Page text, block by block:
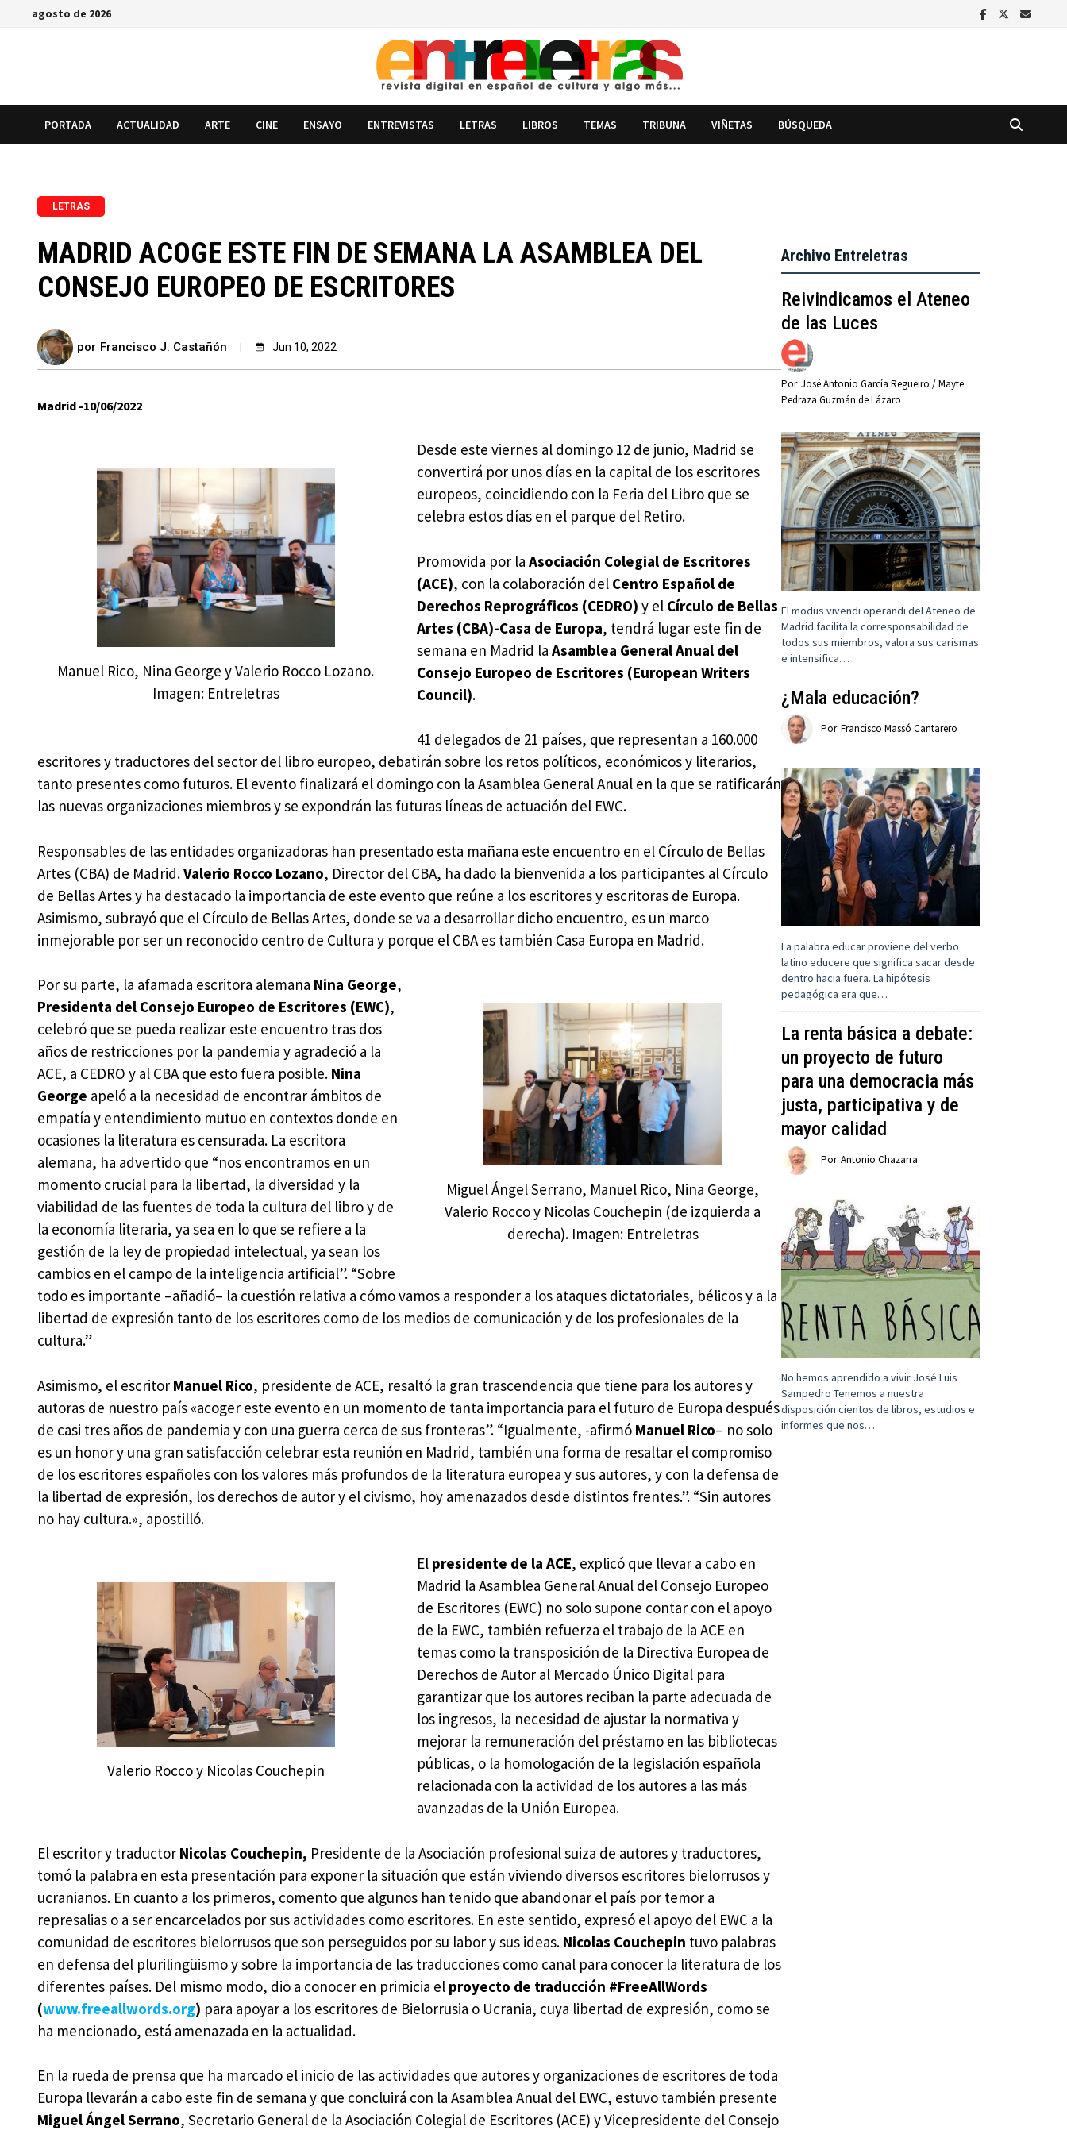
Saltaragosto de 2026
PORTADA ACTUALIDAD ARTE CINE ENSAYO ENTREVISTAS LETRAS LIBROS TEMAS TRIBUNA VIÑETAS BÚSQUEDA
LETRAS
MADRID ACOGE ESTE FIN DE SEMANA LA ASAMBLEA DEL
CONSEJO EUROPEO DE ESCRITORES
por Francisco J. Castañón Jun 10, 2022
Madrid -10/06/2022
Manuel Rico, Nina George y Valerio Rocco Lozano.
Imagen: Entreletras
Desde este viernes al domingo 12 de junio, Madrid se
convertirá por unos días en la capital de los escritores
europeos, coincidiendo con la Feria del Libro que se
celebra estos días en el parque del Retiro.
Promovida por laAsociación Colegial de Escritores
(ACE), con la colaboración del Centro Español de
Derechos Reprográficos (CEDRO) y el Círculo de Bellas
Artes (CBA)-Casa de Europa, tendrá lugar este fin de
semana en Madrid laAsamblea General Anual del
Consejo Europeo de Escritores (European Writers
Council).
41 delegados de 21 países, que representan a 160.000
escritores y traductores del sector del libro europeo, debatirán sobre los retos políticos, económicos y literarios,
tanto presentes como futuros. El evento finalizará el domingo con la Asamblea General Anual en la que se ratificarán
las nuevas organizaciones miembros y se expondrán las futuras líneas de actuación del EWC.
Responsables de las entidades organizadoras han presentado esta mañana este encuentro en el Círculo de Bellas
Artes (CBA) de Madrid.Valerio Rocco Lozano, Director del CBA, ha dado la bienvenida a los participantes al Círculo
de Bellas Artes y ha destacado la importancia de este evento que reúne a los escritores y escritoras de Europa.
Asimismo, subrayó que el Círculo de Bellas Artes, donde se va a desarrollar dicho encuentro, es un marco
inmejorable por ser un reconocido centro de Cultura y porque el CBA es también Casa Europa en Madrid.
Miguel Ángel Serrano, Manuel Rico, Nina George,
Valerio Rocco y Nicolas Couchepin (de izquierda a
derecha). Imagen: Entreletras
Por su parte, la afamada escritora alemana Nina George,
Presidenta del Consejo Europeo de Escritores (EWC),
celebró que se pueda realizar este encuentro tras dos
años de restricciones por la pandemia y agradeció a la
ACE, a CEDRO y al CBA que esto fuera posible. Nina
George apeló a la necesidad de encontrar ámbitos de
empatía y entendimiento mutuo en contextos donde en
ocasiones la literatura es censurada. La escritora
alemana, ha advertido que “nos encontramos en un
momento crucial para la libertad, la diversidad y la
viabilidad de las fuentes de toda la cultura del libro y de
la economía literaria, ya sea en lo que se refiere a la
gestión de la ley de propiedad intelectual, ya sean los
cambios en el campo de la inteligencia artificial”. “Sobre
todo es importante –añadió– la cuestión relativa a cómo vamos a responder a los ataques dictatoriales, bélicos y a la
libertad de expresión tanto de los escritores como de los medios de comunicación y de los profesionales de la
cultura.”
Asimismo, el escritor Manuel Rico, presidente de ACE, resaltó la gran trascendencia que tiene para los autores y
autoras de nuestro país «acoger este evento en un momento de tanta importancia para el futuro de Europa después
de casi tres años de pandemia y con una guerra cerca de sus fronteras”. “Igualmente, -afirmó Manuel Rico– no solo
es un honor y una gran satisfacción celebrar esta reunión en Madrid, también una forma de resaltar el compromiso
de los escritores españoles con los valores más profundos de la literatura europea y sus autores, y con la defensa de
la libertad de expresión, los derechos de autor y el civismo, hoy amenazados desde distintos frentes.”. “Sin autores
no hay cultura.», apostilló.
Valerio Rocco y Nicolas Couchepin
El presidente de la ACE, explicó que llevar a cabo en
Madrid la Asamblea General Anual del Consejo Europeo
de Escritores (EWC) no solo supone contar con el apoyo
de la EWC, también refuerza el trabajo de la ACE en
temas como la transposición de la Directiva Europea de
Derechos de Autor al Mercado Único Digital para
garantizar que los autores reciban la parte adecuada de
los ingresos, la necesidad de ajustar la normativa y
mejorar la remuneración del préstamo en las bibliotecas
públicas, o la homologación de la legislación española
relacionada con la actividad de los autores a las más
avanzadas de la Unión Europea.
El escritor y traductor Nicolas Couchepin, Presidente de la Asociación profesional suiza de autores y traductores,
tomó la palabra en esta presentación para exponer la situación que están viviendo diversos escritores bielorrusos y
ucranianos. En cuanto a los primeros, comento que algunos han tenido que abandonar el país por temor a
represalias o a ser encarcelados por sus actividades como escritores. En este sentido, expresó el apoyo del EWC a la
comunidad de escritores bielorrusos que son perseguidos por su labor y sus ideas. Nicolas Couchepin tuvo palabras
en defensa del plurilingüismo y sobre la importancia de las traducciones como canal para conocer la literatura de los
diferentes países. Del mismo modo, dio a conocer en primicia el proyecto de traducción #FreeAllWords
(www.freeallwords.org) para apoyar a los escritores de Bielorrusia o Ucrania, cuya libertad de expresión, como se
ha mencionado, está amenazada en la actualidad.
En la rueda de prensa que ha marcado el inicio de las actividades que autores y organizaciones de escritores de toda
Europa llevarán a cabo este fin de semana y que concluirá con la Asamblea Anual del EWC, estuvo también presente
Miguel Ángel Serrano, Secretario General de la Asociación Colegial de Escritores (ACE) y Vicepresidente del Consejo
Archivo Entreletras
Reivindicamos el Ateneo
de las Luces
Por José Antonio García Regueiro / Mayte
Pedraza Guzmán de Lázaro
El modus vivendi operandi del Ateneo de
Madrid facilita la corresponsabilidad de
todos sus miembros, valora sus carismas
e intensifica…
¿Mala educación?
Por Francisco Massó Cantarero
La palabra educar proviene del verbo
latino educere que significa sacar desde
dentro hacia fuera. La hipótesis
pedagógica era que…
La renta básica a debate:
un proyecto de futuro
para una democracia más
justa, participativa y de
mayor calidad
Por Antonio Chazarra
No hemos aprendido a vivir José Luis
Sampedro Tenemos a nuestra
disposición cientos de libros, estudios e
informes que nos…